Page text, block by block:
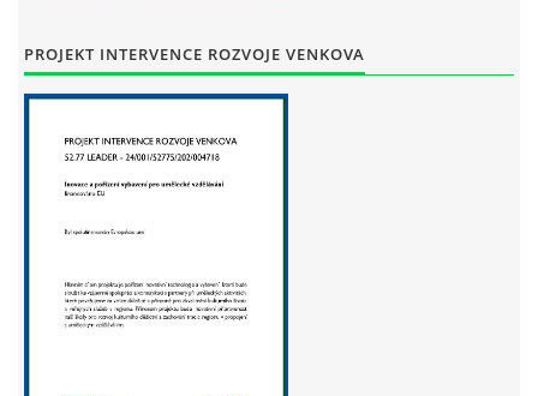
© 2026 eStránky.cz |Tisk|Aktualizováno: 29. 7. 2026
PROJEKT INTERVENCE ROZVOJE VENKOVA